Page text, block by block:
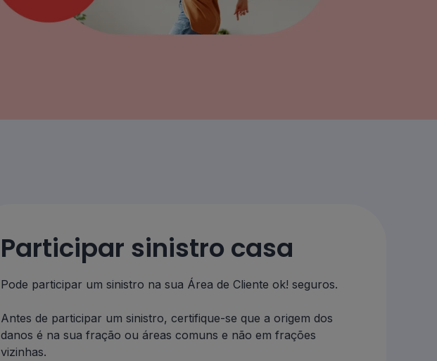
Participar sinistro casa
Pode participar um sinistro na sua Área de Cliente ok! seguros.
Antes de participar um sinistro, certifique-se que a origem dos
danos é na sua fração ou áreas comuns e não em frações
vizinhas.